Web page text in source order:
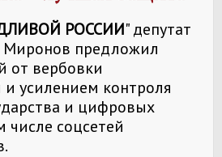
РОССИИ" депутат
Миронов предложил
от вербовки
усилением контроля
и цифровых
соцсетей